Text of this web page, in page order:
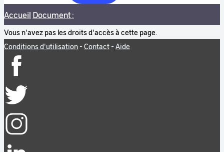
Accueil Document :
Vous n'avez pas les droits d'accès à cette page.
Conditions d'utilisation - Contact - Aide